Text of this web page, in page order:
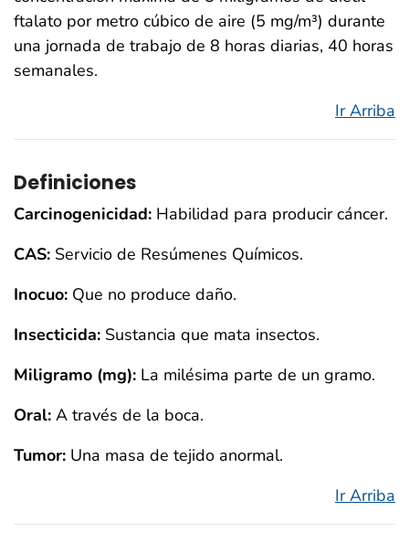
ftalato por metro cúbico de aire (5 mg/m³) durante
una jornada de trabajo de 8 horas diarias, 40 horas
semanales.
Ir Arriba
Definiciones
Carcinogenicidad: Habilidad para producir cáncer.
CAS: Servicio de Resúmenes Químicos.
Inocuo: Que no produce daño.
Insecticida: Sustancia que mata insectos.
Miligramo (mg): La milésima parte de un gramo.
Oral: A través de la boca.
Tumor: Una masa de tejido anormal.
Ir Arriba